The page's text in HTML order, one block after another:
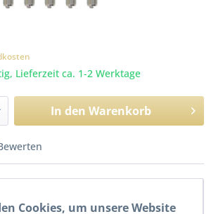
Lieferzeit ca. 1-2 Werktage
In den Warenkorb
Cookies, um unsere Website